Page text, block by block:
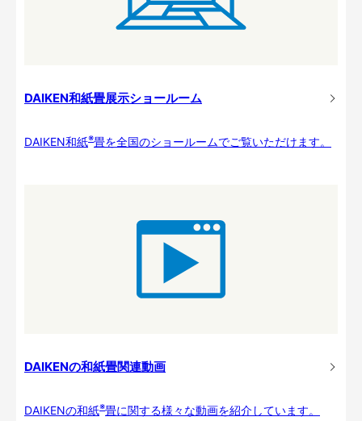
DAIKEN和紙畳展示ショールーム
DAIKEN和紙※畳を全国のショールームでご覧いただけます。
DAIKENの和紙畳関連動画
DAIKENの和紙※畳に関する様々な動画を紹介しています。